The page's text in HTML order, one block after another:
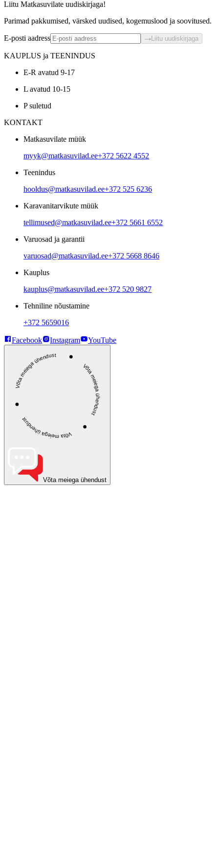
Liitu Matkasuvilate uudiskirjaga!
Parimad pakkumised, värsked uudised, kogemuslood ja soovitused.
E-posti aadress Liitu uudiskirjaga
KAUPLUS ja TEENINDUS
E-R avatud 9-17
L avatud 10-15
P suletud
KONTAKT
Matkasuvilate müük
myyk@matkasuvilad.ee+372 5622 4552
Teenindus
hooldus@matkasuvilad.ee+372 525 6236
Karavanitarvikute müük
tellimused@matkasuvilad.ee+372 5661 6552
Varuosad ja garantii
varuosad@matkasuvilad.ee+372 5668 8646
Kauplus
kauplus@matkasuvilad.ee+372 520 9827
Tehniline nõustamine
+372 5659016
Facebook Instagram YouTube
Võta meiega ühendust Võta meiega ühendust
Võta meiega ühendust
Võta meiega ühendust